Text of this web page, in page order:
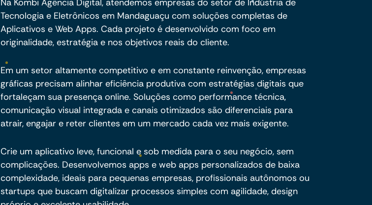
Na Kombi Agência Digital, atendemos empresas do setor de Indústria de
Tecnologia e Eletrônicos em Mandaguaçu com soluções completas de
Aplicativos e Web Apps. Cada projeto é desenvolvido com foco em
originalidade, estratégia e nos objetivos reais do cliente.
Em um setor altamente competitivo e em constante reinvenção, empresas
gráficas precisam alinhar eficiência produtiva com estratégias digitais que
fortaleçam sua presença online. Soluções como performance técnica,
comunicação visual integrada e canais otimizados são diferenciais para
atrair, engajar e reter clientes em um mercado cada vez mais exigente.
Crie um aplicativo leve, funcional e sob medida para o seu negócio, sem
complicações. Desenvolvemos apps e web apps personalizados de baixa
complexidade, ideais para pequenas empresas, profissionais autônomos ou
startups que buscam digitalizar processos simples com agilidade, design